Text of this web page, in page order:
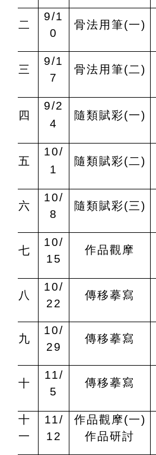
二
9/1
0
骨法用筆(一)
三
9/1
7
骨法用筆(二)
四
9/2
4
隨類賦彩(一)
五
10/
1
隨類賦彩(二)
六
10/
8
隨類賦彩(三)
七
10/
15
作品觀摩
八
10/
22
傳移摹寫
九
10/
29
傳移摹寫
十
11/
5
傳移摹寫
十
一
11/
12
作品觀摩(一)
作品研討